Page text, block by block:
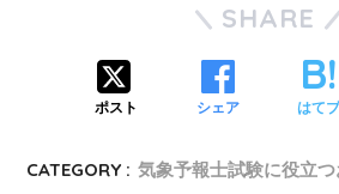
SHARE
ポスト シェア はて
CATEGORY : 気象予報士試験に役立